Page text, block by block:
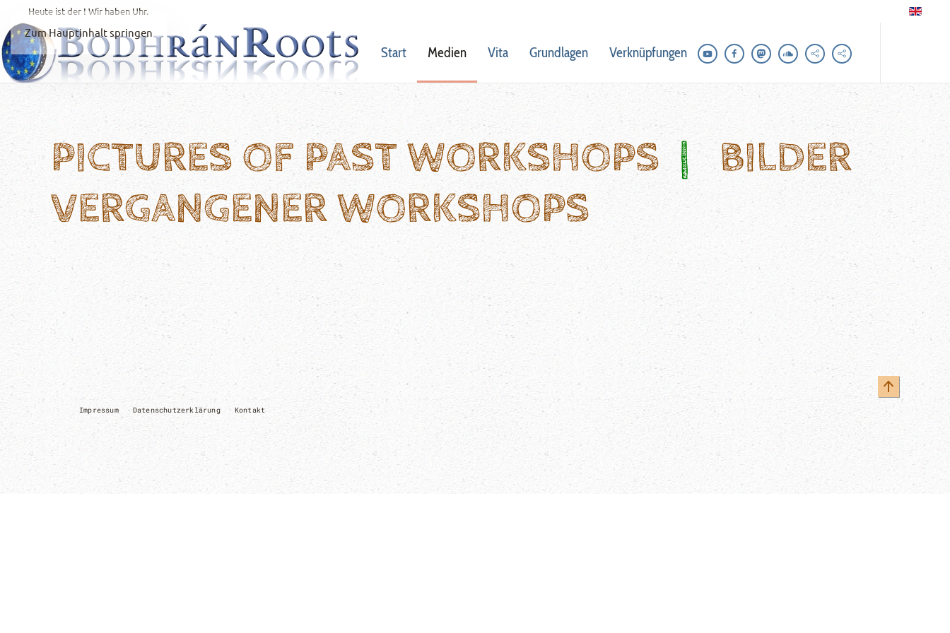
Zum Hauptinhalt springen
Heute ist der ! Wir haben Uhr.
Start Medien Vita Grundlagen Verknüpfungen
PICTURES OF PAST WORKSHOPS|BILDER
VERGANGENER WORKSHOPS
Impressum Datenschutzerklärung Kontakt